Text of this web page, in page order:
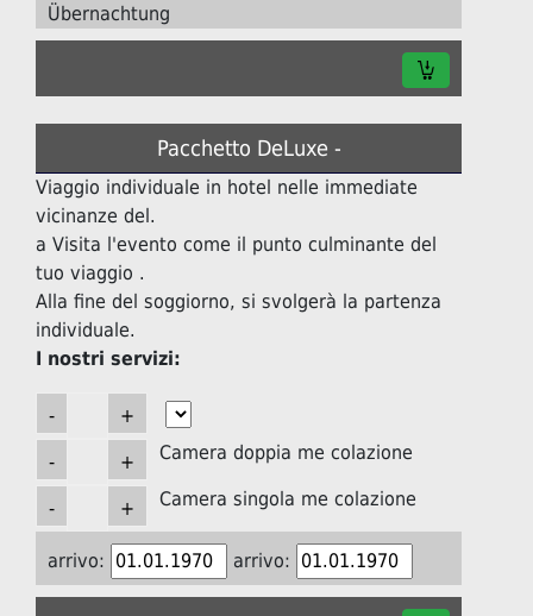
Übernachtung
Pacchetto DeLuxe -
Viaggio individuale in hotel nelle immediate
vicinanze del.
a Visita l'evento come il punto culminante del
tuo viaggio .
Alla fine del soggiorno, si svolgerà la partenza
individuale.
I nostri servizi:
Camera doppia me colazione
Camera singola me colazione
arrivo: arrivo: